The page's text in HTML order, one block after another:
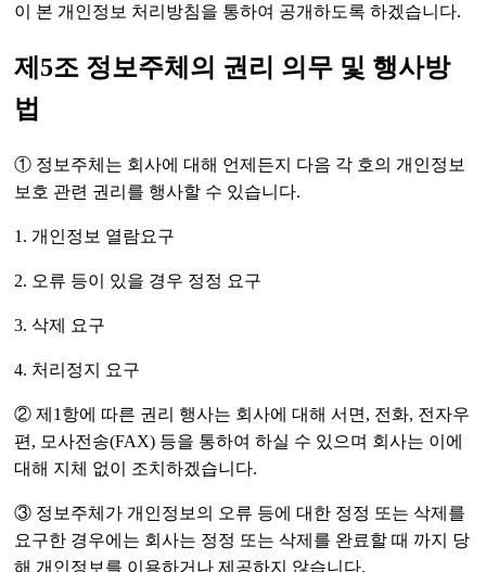
이 본 개인정보 처리방침을 통하여 공개하도록 하겠습니다.
제5조 정보주체의 권리 의무 및 행사방
법
① 정보주체는 회사에 대해 언제든지 다음 각 호의 개인정보
보호 관련 권리를 행사할 수 있습니다.
1. 개인정보 열람요구
2. 오류 등이 있을 경우 정정 요구
3. 삭제 요구
4. 처리정지 요구
② 제1항에 따른 권리 행사는 회사에 대해 서면, 전화, 전자우
편, 모사전송(FAX) 등을 통하여 하실 수 있으며 회사는 이에
대해 지체 없이 조치하겠습니다.
③ 정보주체가 개인정보의 오류 등에 대한 정정 또는 삭제를
요구한 경우에는 회사는 정정 또는 삭제를 완료할 때 까지 당
해 개인정보를 이용하거나 제공하지 않습니다.